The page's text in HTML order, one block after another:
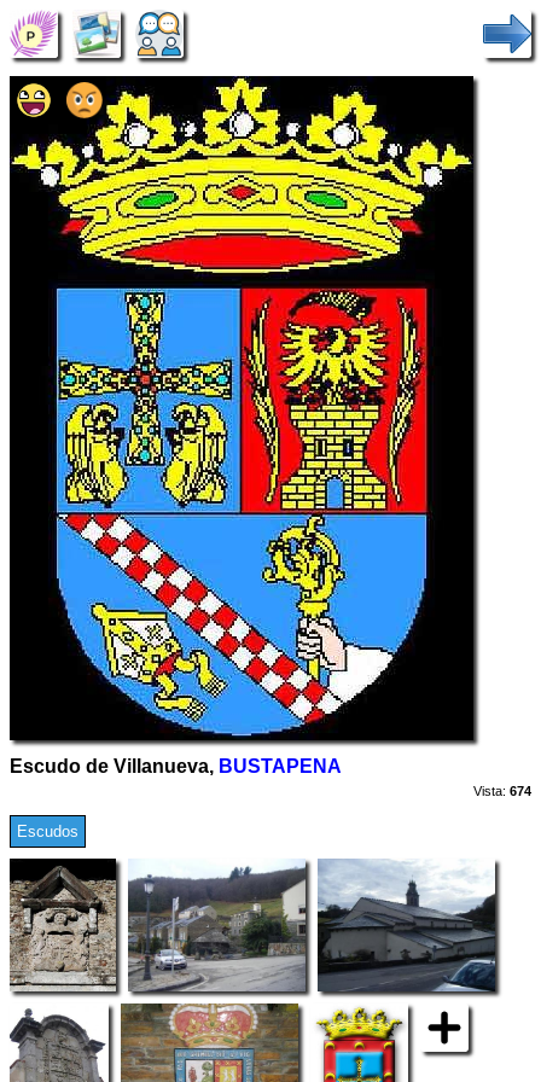
Escudo de Villanueva, BUSTAPENA
Vista: 674
Escudos